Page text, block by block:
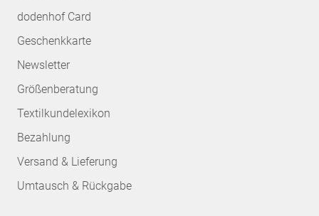
dodenhof Card
Geschenkkarte
Newsletter
Größenberatung
Textilkundelexikon
Bezahlung
Versand & Lieferung
Umtausch & Rückgabe